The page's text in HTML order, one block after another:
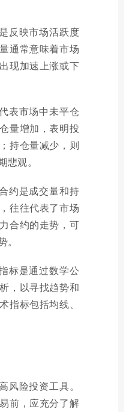
反映市场活跃度
通常意味着市场
现加速上涨或下
表市场中未平仓
量增加，表明投
持仓量减少，则
观。
约是成交量和持
往往代表了市场
合约的走势，可
标是通过数学公
，以寻找趋势和
指标包括均线、
风险投资工具。
前，应充分了解